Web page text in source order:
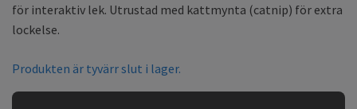
för interaktiv lek. Utrustad med kattmynta (catnip) för extra
lockelse.
Produkten är tyvärr slut i lager.